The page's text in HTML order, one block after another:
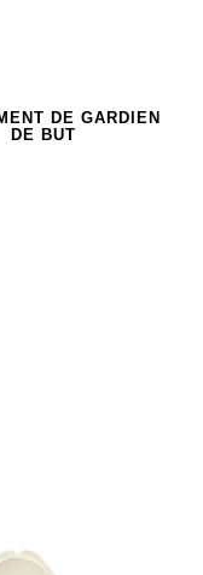
DE GARDIEN
DE BUT